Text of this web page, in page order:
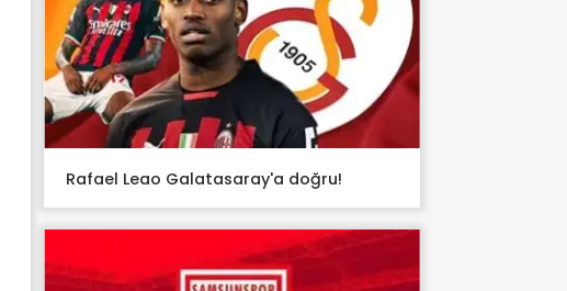
Rafael Leao Galatasaray'a doğru!